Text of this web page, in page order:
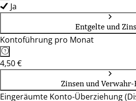
Ja
Entgelte und
Kontoführung pro Monat
4,50 €
Zinsen und
Eingeräumte Konto-Überziehung